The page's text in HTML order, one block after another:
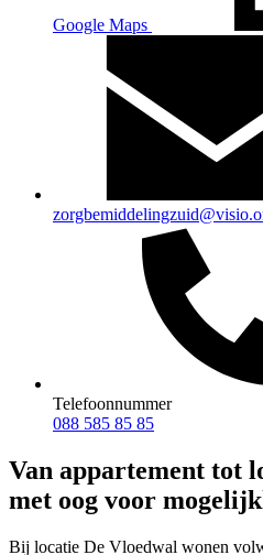
Google Maps
Telefoonnummer
088 585 85 85
Van appartement tot
met oog voor
Bij locatie De Vloedwal wonen